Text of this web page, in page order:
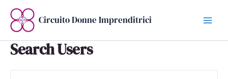
contenuto
Circuito Donne Imprenditrici
Search Users